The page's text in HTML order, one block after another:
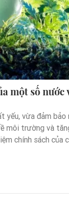
một số nước
yếu, vừa đảm bảo
môi trường và
chính sách của